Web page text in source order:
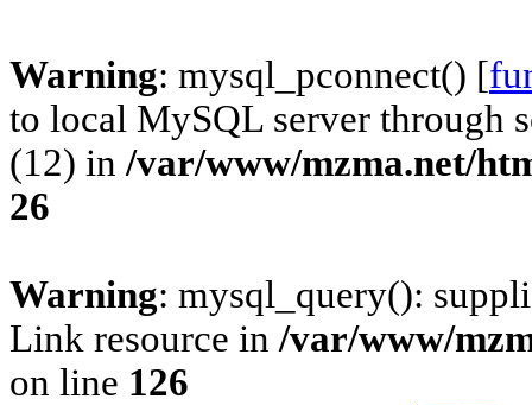
Warning: mysql_pconnect() [
to local MySQL server through
(12) in /var/www/mzma.net/
26
Warning: mysql_query():
Link resource in /var/www/
on line 126